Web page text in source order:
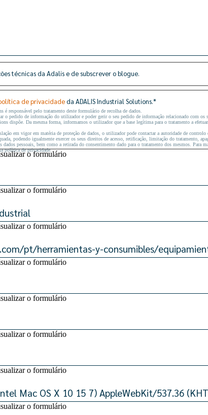
técnicas da Adalis e de subscrever o blogue.
de privacidadeda ADALIS Industrial Solutions.*
responsável pelo tratamento deste formulário de recolha de dados.
o pedido de informação do utilizador e poder gerir o seu pedido de informação relacionado com os
dispõe. Da mesma forma, informamos o utilizador que a base legítima para o tratamento a
em vigor em matéria de proteção de dados, o utilizador pode contactar a autoridade de controlo
podendo igualmente exercer os seus direitos de acesso, retificação, limitação do tratamento,
dados pessoais, bem como a retirada do consentimento dado para o tratamento dos mesmos. Para
política de privacidade.
o formulário
o formulário
o formulário
o formulário
o formulário
o formulário
o formulário
o formulário